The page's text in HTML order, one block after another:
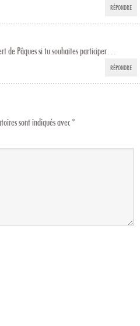
RÉPONDRE
de Pâques si tu souhaites participer…
RÉPONDRE
sont indiqués avec*